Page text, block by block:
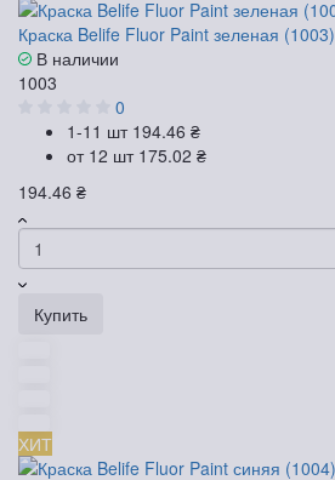
Краска Belife Fluor Paint зеленая (1003)
В наличии
1003
0
1-11 шт 194.46 ₴
от 12 шт 175.02 ₴
194.46 ₴
Купить
ХИТ